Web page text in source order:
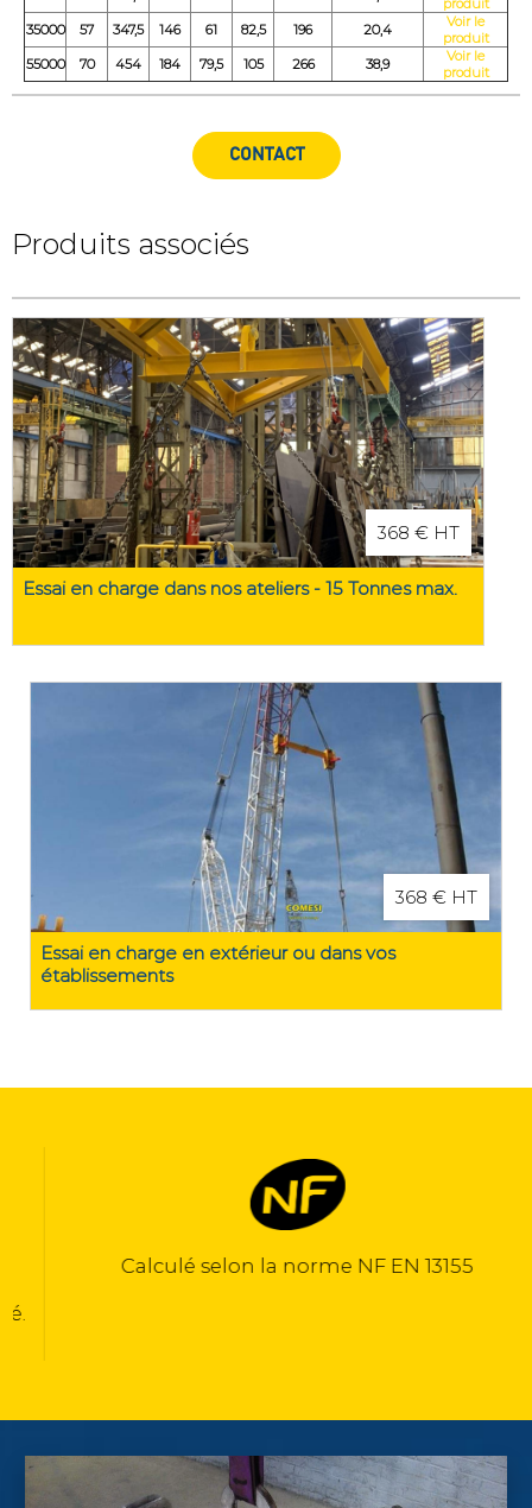
produit
35000
57 347,5 146 61 82,5 196 20,4
Voir le
produit
55000
70 454 184 79,5 105 266 38,9
Voir le
produit
CONTACT
Produits associés
368 € HT
Essai en charge dans nos ateliers - 15 Tonnes max.
368 € HT
Essai en charge en extérieur ou dans vos
établissements
Calculé selon la norme NF EN 13155